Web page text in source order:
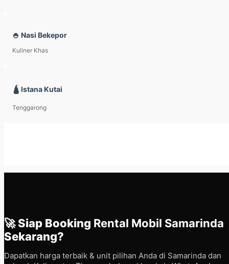
🍚 Nasi Bekepor
Kuliner Khas
🛕 Istana Kutai
Tenggarong
🚀 Siap Booking Rental Mobil Samarinda
Sekarang?
Dapatkan harga terbaik & unit pilihan Anda di Samarinda dan